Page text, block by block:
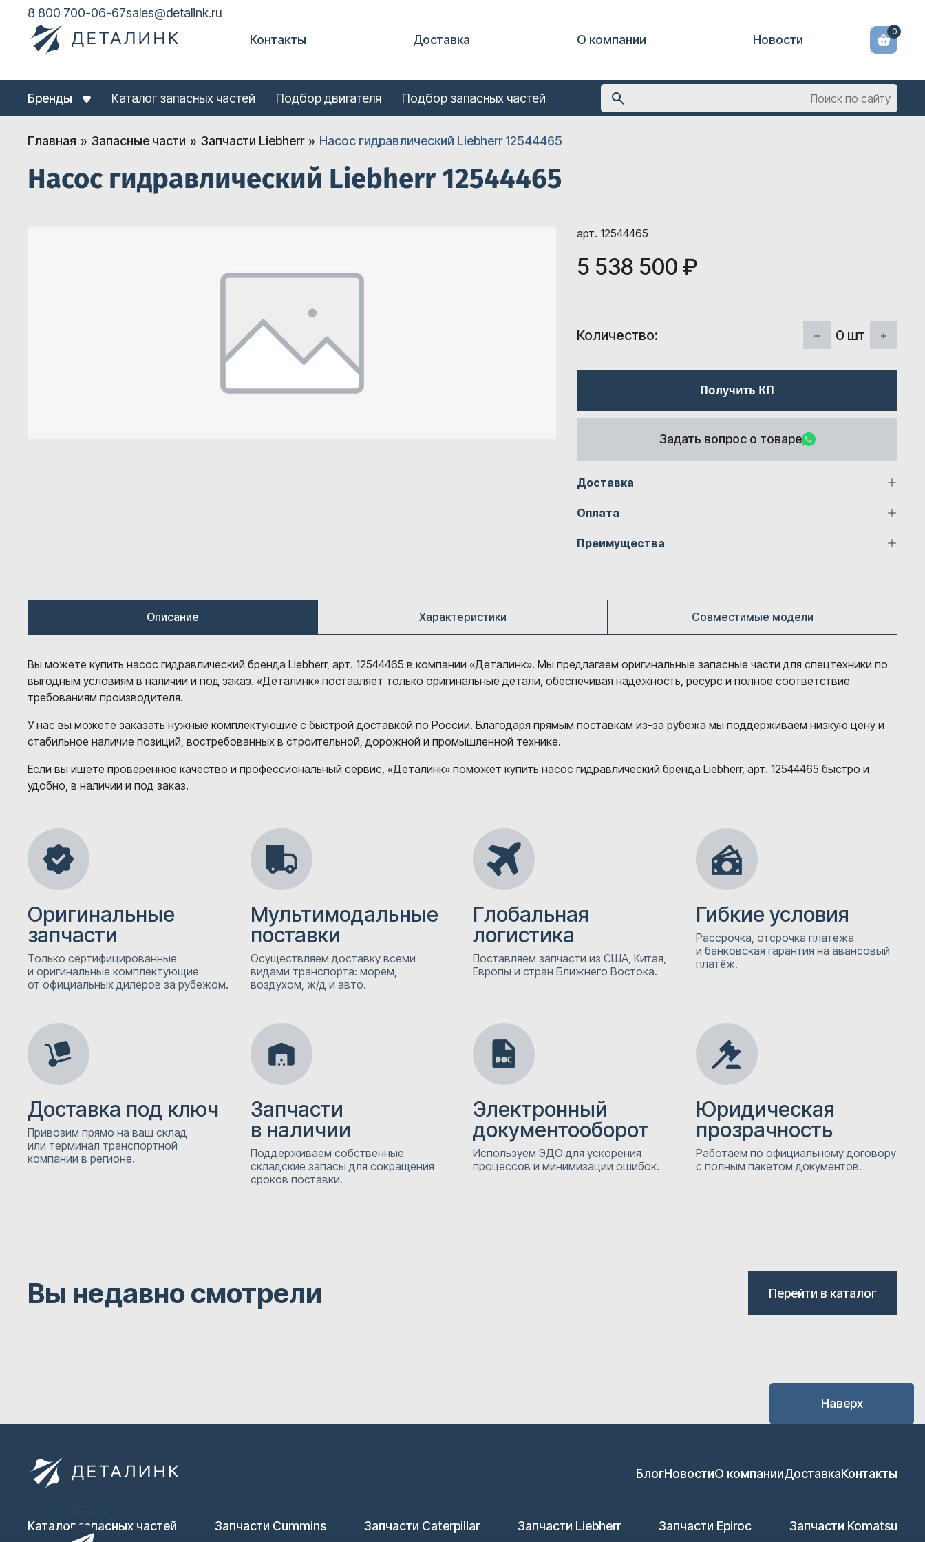
8 800 700-06-67sales@detalink.ru
Контакты
Доставка О компании Новости
0
Бренды Каталог запасных частей Подбор двигателя Подбор запасных частей
Главная Запасные части Запчасти Liebherr Насос гидравлический Liebherr 12544465
Насос гидравлический Liebherr 12544465
арт. 12544465
5 538 500 ₽
Количество: 0 шт
Получить КП
Задать вопрос о товаре
Доставка
Оплата
Преимущества
Описание Характеристики Совместимые модели
Вы можете купить насос гидравлический бренда Liebherr, арт. 12544465 в компании «Деталинк». Мы предлагаем оригинальные запасные части для спецтехники по
выгодным условиям в наличии и под заказ. «Деталинк» поставляет только оригинальные детали, обеспечивая надежность, ресурс и полное соответствие
требованиям производителя.
У нас вы можете заказать нужные комплектующие с быстрой доставкой по России. Благодаря прямым поставкам из-за рубежа мы поддерживаем низкую цену и
стабильное наличие позиций, востребованных в строительной, дорожной и промышленной технике.
Если вы ищете проверенное качество и профессиональный сервис, «Деталинк» поможет купить насос гидравлический бренда Liebherr, арт. 12544465 быстро и
удобно, в наличии и под заказ.
Оригинальные
запчасти
Только сертифицированные
и оригинальные комплектующие
от официальных дилеров за рубежом.
Мультимодальные
поставки
Осуществляем доставку всеми
видами транспорта: морем,
воздухом, ж/д и авто.
Глобальная
логистика
Поставляем запчасти из США, Китая,
Европы и стран Ближнего Востока.
Гибкие условия
Рассрочка, отсрочка платежа
и банковская гарантия на авансовый
платёж.
Доставка под ключ
Привозим прямо на ваш склад
или терминал транспортной
компании в регионе.
Запчасти
в наличии
Поддерживаем собственные
складские запасы для сокращения
сроков поставки.
Электронный
документооборот
Используем ЭДО для ускорения
процессов и минимизации ошибок.
Юридическая
прозрачность
Работаем по официальному договору
с полным пакетом документов.
Вы недавно смотрели Перейти в каталог
БлогНовостиО компанииДоставкаКонтакты
Каталог запасных частей Запчасти Cummins Запчасти Caterpillar Запчасти Liebherr Запчасти Epiroc Запчасти Komatsu
Наверх